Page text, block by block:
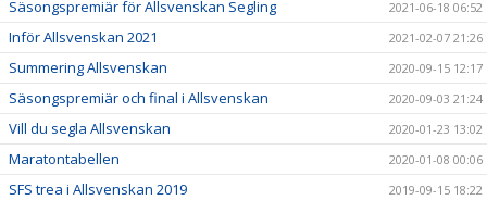
Säsongspremiär för Allsvenskan Segling 2021-06-18 06:52
Inför Allsvenskan 2021 2021-02-07 21:26
Summering Allsvenskan 2020-09-15 12:17
Säsongspremiär och final i Allsvenskan 2020-09-03 21:24
Vill du segla Allsvenskan 2020-01-23 13:02
Maratontabellen 2020-01-08 00:06
SFS trea i Allsvenskan 2019 2019-09-15 18:22